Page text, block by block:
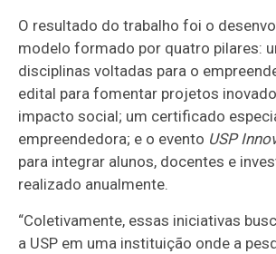
O resultado do trabalho foi o
modelo formado por quatro pilares:
disciplinas voltadas para o
edital para fomentar projetos
impacto social; um certificado
empreendedora; e o evento USP
para integrar alunos, docentes e
realizado anualmente.
“Coletivamente, essas iniciativas
a USP em uma instituição onde a